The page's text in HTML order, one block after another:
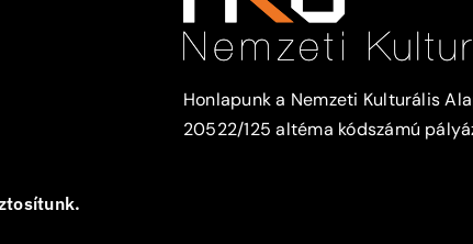
Honlapunk a Nemzeti Kulturális
20522/125 altéma kódszámú